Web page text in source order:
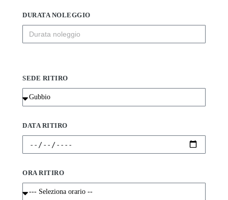
DURATA NOLEGGIO
SEDE RITIRO
DATA RITIRO
ORA RITIRO